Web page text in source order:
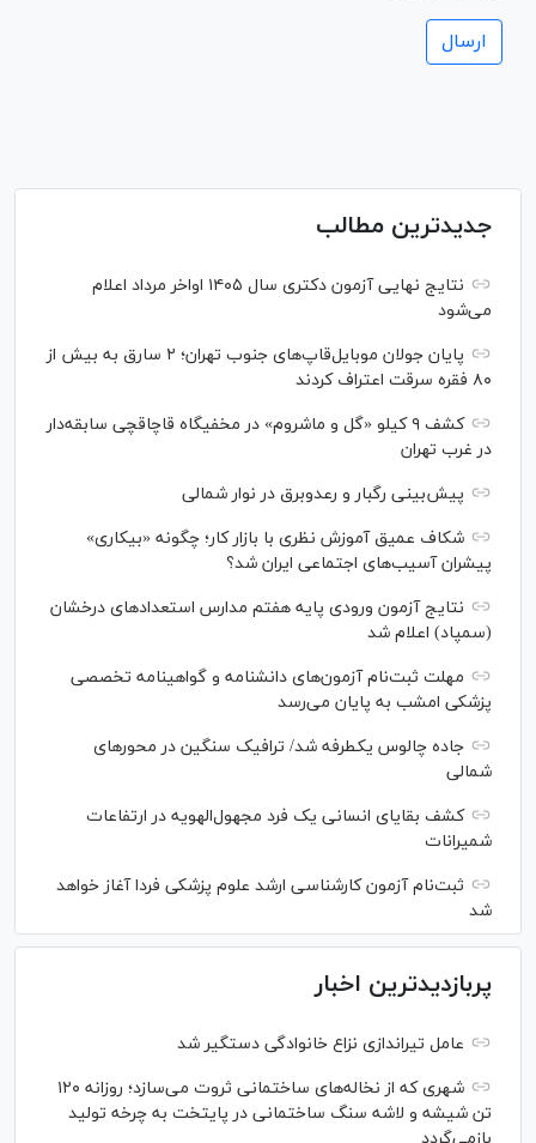
جدیدترین مطالب
نتایج نهایی آزمون دکتری سال ۱۴۰۵ اواخر مرداد اعلام
می‌شود
پایان جولان موبایل‌قاپ‌های جنوب تهران؛ ۲ سارق به بیش از
۸۰ فقره سرقت اعتراف کردند
کشف ۹ کیلو «گل و ماشروم» در مخفیگاه قاچاقچی سابقه‌دار
در غرب تهران
پیش‌بینی رگبار و رعدوبرق در نوار شمالی
شکاف عمیق آموزش نظری با بازار کار؛ چگونه «بیکاری»
پیشران آسیب‌های اجتماعی ایران شد؟
نتایج آزمون ورودی پایه هفتم مدارس استعدادهای درخشان
(سمپاد) اعلام شد
مهلت ثبت‌نام آزمون‌های دانشنامه و گواهینامه تخصصی
پزشکی امشب به پایان می‌رسد
جاده چالوس یکطرفه شد/ ترافیک سنگین در محورهای
شمالی
کشف بقایای انسانی یک فرد مجهول‌الهویه در ارتفاعات
شمیرانات
ثبت‌نام آزمون کارشناسی ارشد علوم پزشکی فردا آغاز خواهد
شد
پربازدیدترین اخبار
عامل تیراندازی نزاع خانوادگی دستگیر شد
شهری که از نخاله‌های ساختمانی ثروت می‌سازد؛ روزانه ۱۲۰
تن شیشه و لاشه سنگ ساختمانی در پایتخت به چرخه تولید
بازمی‌گردد